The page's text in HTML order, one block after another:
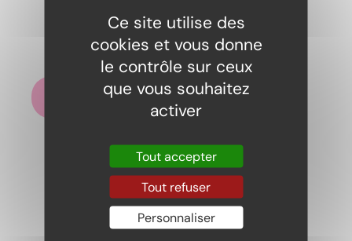
Pocky cookie and cream
3,00€
Ajouter au panier
Ce site utilise des
cookies et vous donne
le contrôle sur ceux
que vous souhaitez
activer
Tout accepter
Tout refuser
Personnaliser